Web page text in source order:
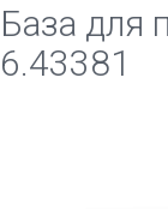
База для
6.43381